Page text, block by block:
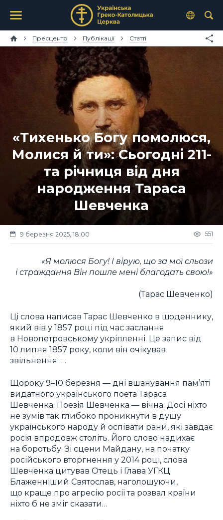
Пресцентр Публікації Статті
«Тихенько Богу помолюся,
Молися й ти»: Сьогодні 211-
та річниця від дня
народження Тараса
Шевченка
9 березня 2025, 18:00 551
«Я молюся Богу! І вірую, що за мої сльози
і страждання Він пошле мені благодать свою!»
(Тарас Шевченко)
Ці слова написав Тарас Шевченко в щоденнику,
який вів у 1857 році під час заслання
в Новопетровському укріпленні. Це запис від
10 липня 1857 року, коли він очікував
звільнення… .
Щороку 9–10 березня — дні вшанування пам’яті
видатного українського поета Тараса
Шевченка. Поезія Шевченка — вічна. Досі ніхто
не зумів так глибоко проникнути в душу
українського народу й оспівати рани, які завдає
росія впродовж століть. Його слово надихає
на боротьбу. Зі сцени Майдану, на початку
російського вторгнення у 2014 році, слова
Шевченка цитував Отець і Глава УГКЦ
Блаженніший Святослав, наголошуючи,
що краще про агресію росії та розвал країни
ніхто б не зміг сказати…